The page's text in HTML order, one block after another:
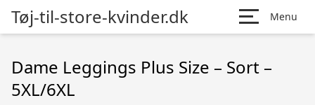
Tøj-til-store-kvinder.dk Menu
Dame Leggings Plus Size – Sort –
5XL/6XL